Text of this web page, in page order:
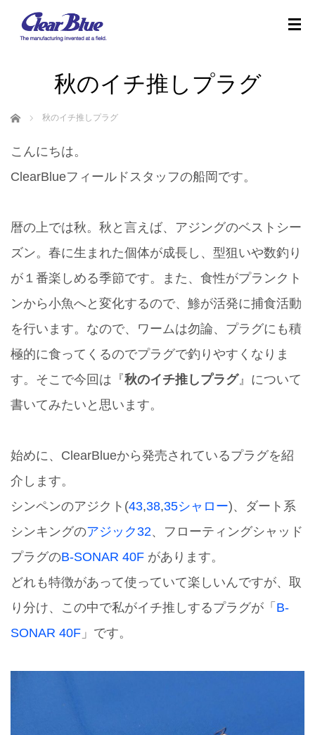
秋のイチ推しプラグ
ホーム 秋のイチ推しプラグ
こんにちは。
ClearBlueフィールドスタッフの船岡です。
暦の上では秋。秋と言えば、アジングのベストシー
ズン。春に生まれた個体が成長し、型狙いや数釣り
が１番楽しめる季節です。また、食性がプランクト
ンから小魚へと変化するので、鯵が活発に捕食活動
を行います。なので、ワームは勿論、プラグにも積
極的に食ってくるのでプラグで釣りやすくなりま
す。そこで今回は『秋のイチ推しプラグ』について
書いてみたいと思います。
始めに、ClearBlueから発売されているプラグを紹
介します。
シンペンのアジクト(43,38,35シャロー)、ダート系
シンキングのアジック32、フローティングシャッド
プラグのB-SONAR 40F があります。
どれも特徴があって使っていて楽しいんですが、取
り分け、この中で私がイチ推しするプラグが「 B-
SONAR 40F 」です。